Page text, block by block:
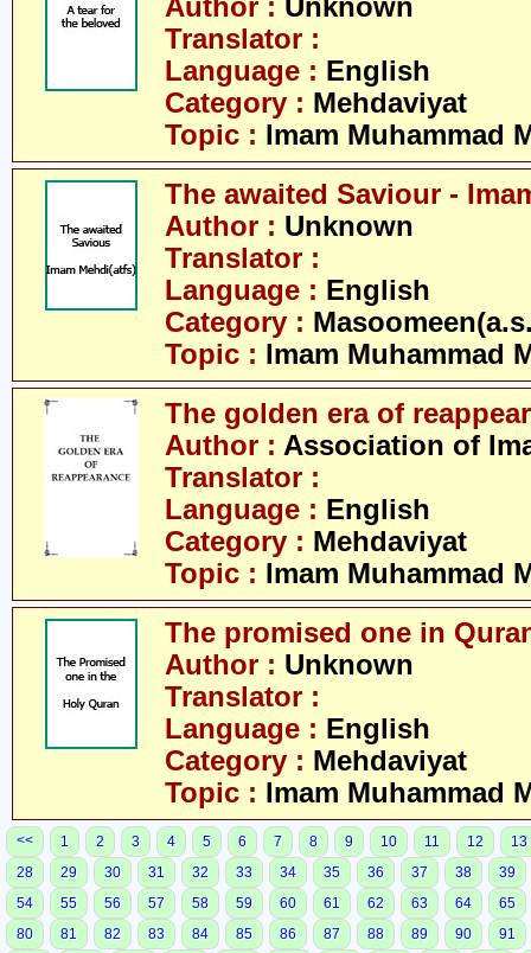
Author : Unknown
Translator :
Language : English
Category : Mehdaviyat
Topic : Imam Muhammad
The awaited Saviour -
Author : Unknown
Translator :
Language : English
Category :
Topic : Imam Muhammad
The golden era of
Author : Association of
Translator :
Language : English
Category : Mehdaviyat
Topic : Imam Muhammad
The promised one in
Author : Unknown
Translator :
Language : English
Category : Mehdaviyat
Topic : Imam Muhammad
<< 1 2 3 4 5 6 7 8 9 10 11 12
13
28
29 30 31 32 33 34 35 36 37 38
39
54
55 56 57 58 59 60 61 62 63 64
65
80
81 82 83 84 85 86 87 88 89 90
91